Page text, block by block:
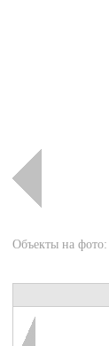
Объекты на фото: